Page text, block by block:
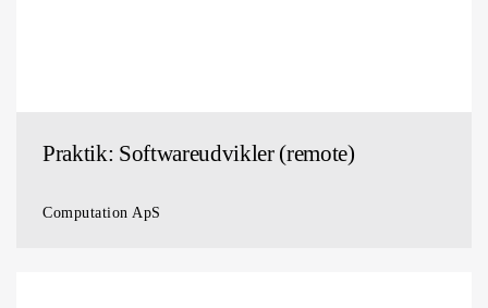
Praktik: Softwareudvikler (remote)
Computation ApS